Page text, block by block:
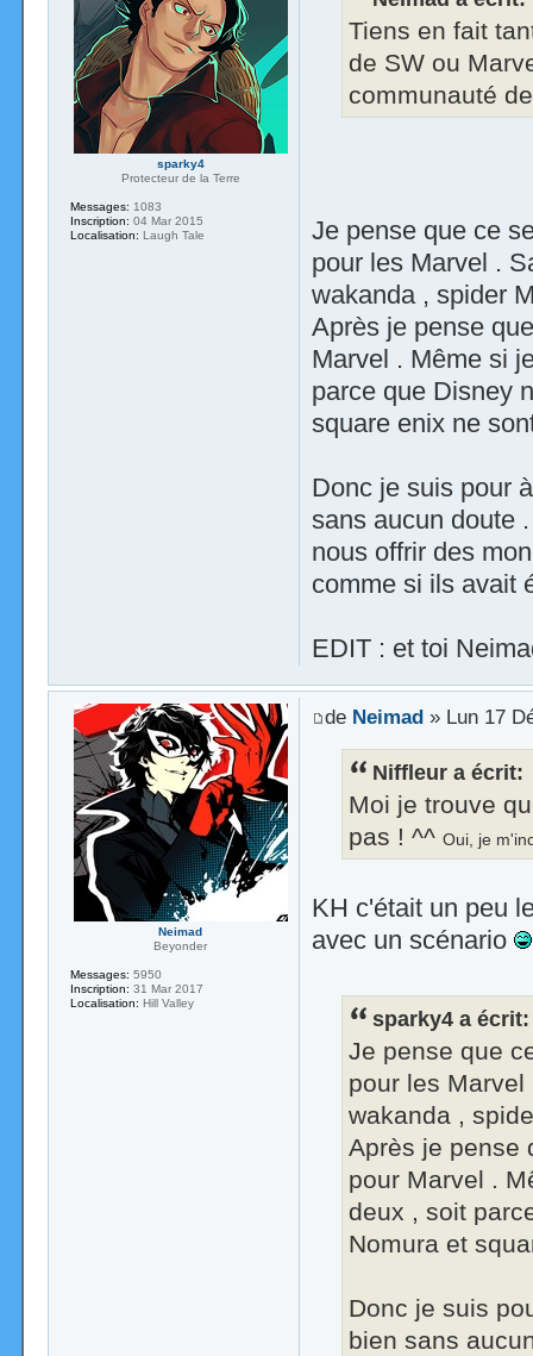
Tiens en fait
de SW ou
communauté
Je pense que ce
pour les Marvel .
wakanda , spider
Après je pense
Marvel . Même si
parce que Disney
square enix ne
Donc je suis pour
sans aucun doute
nous offrir des
comme si ils avait
EDIT : et toi
sparky4
Protecteur de la Terre
Messages: 1083
Inscription: 04 Mar 2015
Localisation: Laugh Tale
de Neimad» Lun 17
Niffleur a écrit:
Moi je trouve
pas ! ^^ Oui, je
KH c'était un peu
avec un scénario
sparky4 a écrit:
Je pense que
pour les
wakanda ,
Après je pense
pour Marvel .
deux , soit
Nomura et
Donc je suis
bien sans
Neimad
Beyonder
Messages: 5950
Inscription: 31 Mar 2017
Localisation: Hill Valley